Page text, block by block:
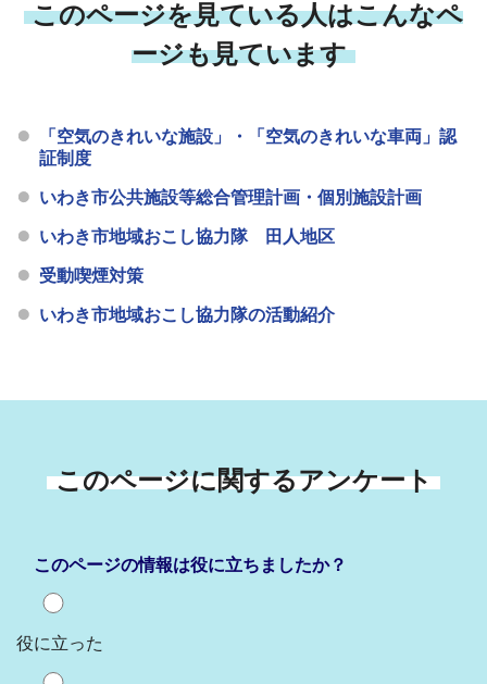
このページを見ている人はこんなペ
ージも見ています
「空気のきれいな施設」・「空気のきれいな車両」認
証制度
いわき市公共施設等総合管理計画・個別施設計画
いわき市地域おこし協力隊 田人地区
受動喫煙対策
いわき市地域おこし協力隊の活動紹介
このページに関するアンケート
このページの情報は役に立ちましたか？
役に立った